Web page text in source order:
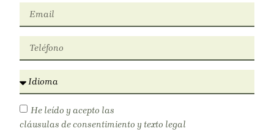
He leído y acepto las
cláusulas de consentimiento y texto legal